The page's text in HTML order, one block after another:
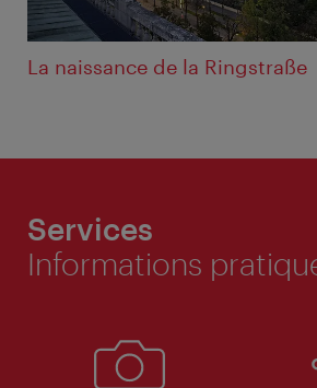
La naissance de la Ringstraße
Services
Informations